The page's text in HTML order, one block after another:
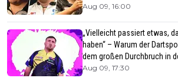
Aug 09, 16:00
„Vielleicht passiert etwas,
haben“ – Warum der
dem großen Durchbruch in
Aug 09, 17:30